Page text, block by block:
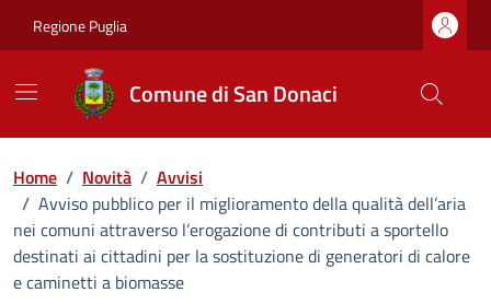
Regione Puglia
Comune di San Donaci
Home / Novità / Avvisi
/ Avviso pubblico per il miglioramento della qualità dell’aria
nei comuni attraverso l’erogazione di contributi a sportello
destinati ai cittadini per la sostituzione di generatori di calore
e caminetti a biomasse